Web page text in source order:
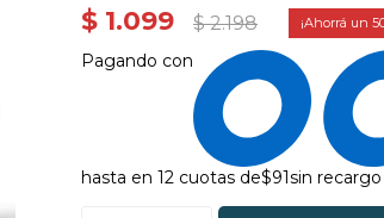
$ 1.099 $ 2.198
Pagando con
hasta en 12 cuotas de$91sin recargo